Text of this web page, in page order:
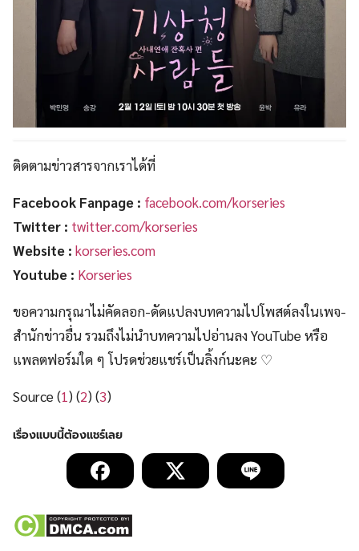
ติดตามข่าวสารจากเราได้ที่
Facebook Fanpage : facebook.com/korseries
Twitter : twitter.com/korseries
Website : korseries.com
Youtube : Korseries
ขอความกรุณาไม่คัดลอก-ดัดแปลงบทความไปโพสต์ลงในเพจ-
สำนักข่าวอื่น รวมถึงไม่นำบทความไปอ่านลง YouTube หรือ
แพลตฟอร์มใด ๆ โปรดช่วยแชร์เป็นลิ้งก์นะคะ ♡
Source (1) (2) (3)